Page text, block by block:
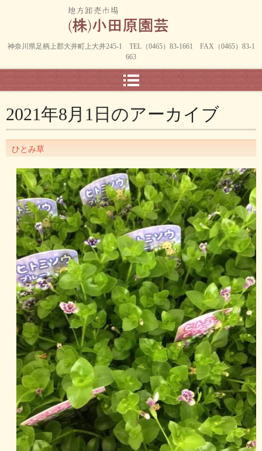
神奈川県足柄上郡大井町上大井245-1 TEL（0465）83-1661 FAX（0465）83-1
663
2021年8月1日 のアーカイブ
ひとみ草